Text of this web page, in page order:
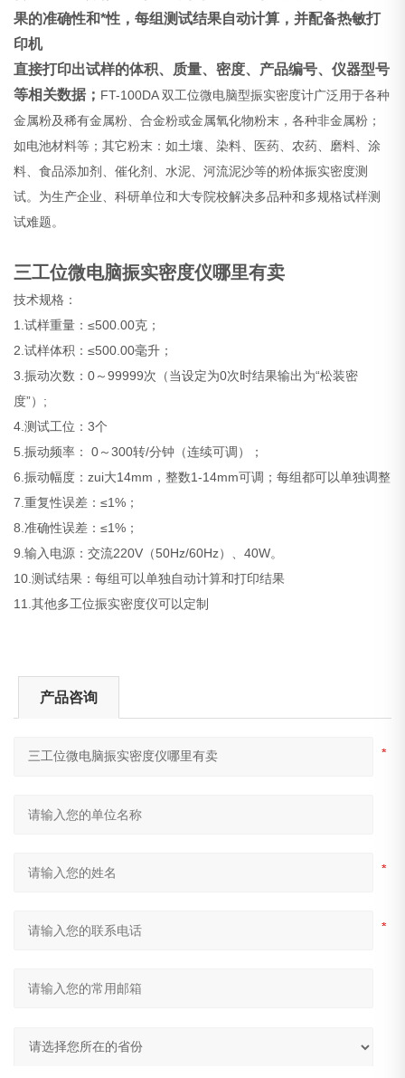
果的准确性和*性，每组测试结果自动计算，并配备热敏打
印机
直接打印出试样的体积、质量、密度、产品编号、仪器型号
等相关数据； FT-100DA 双工位微电脑型振实密度计广泛用于各种
金属粉及稀有金属粉、合金粉或金属氧化物粉末，各种非金属粉；
如电池材料等；其它粉末：如土壤、染料、医药、农药、磨料、涂
料、食品添加剂、催化剂、水泥、河流泥沙等的粉体振实密度测
试。为生产企业、科研单位和大专院校解决多品种和多规格试样测
试难题。
三工位微电脑振实密度仪哪里有卖
技术规格：
1.试样重量：≤500.00克；
2.试样体积：≤500.00毫升；
3.振动次数：0～99999次（当设定为0次时结果输出为“松装密
度”）;
4.测试工位：3个
5.振动频率： 0～300转/分钟（连续可调）；
6.振动幅度：zui大14mm，整数1-14mm可调；每组都可以单独调整
7.重复性误差：≤1%；
8.准确性误差：≤1%；
9.输入电源：交流220V（50Hz/60Hz）、40W。
10.测试结果：每组可以单独自动计算和打印结果
11.其他多工位振实密度仪可以定制
产品咨询